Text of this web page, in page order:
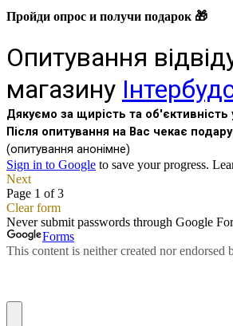
Пройди опрос и получи подарок 🎁